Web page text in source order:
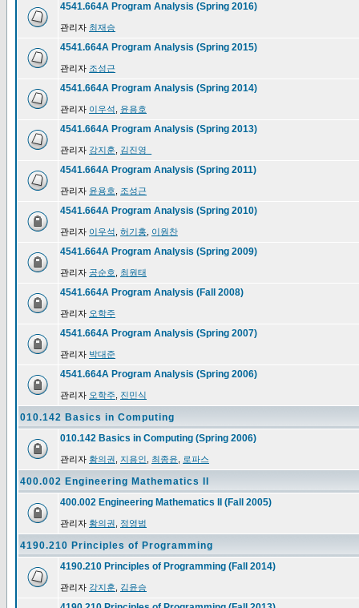
4541.664A Program Analysis (Spring 2016)
관리자 최재승
4541.664A Program Analysis (Spring 2015)
관리자 조성근
4541.664A Program Analysis (Spring 2014)
관리자 이우석 윤용호
4541.664A Program Analysis (Spring 2013)
관리자 강지훈 김진영_
4541.664A Program Analysis (Spring 2011)
관리자 윤용호 조성근
4541.664A Program Analysis (Spring 2010)
관리자 이우석 허기홍 이원찬
4541.664A Program Analysis (Spring 2009)
관리자 공순호 최원태
4541.664A Program Analysis (Fall 2008)
관리자 오학주
4541.664A Program Analysis (Spring 2007)
관리자 박대준
4541.664A Program Analysis (Spring 2006)
관리자 오학주 진민식
010.142 Basics in Computing
010.142 Basics in Computing (Spring 2006)
관리자 황의권 지용인 최종윤 로파스
400.002 Engineering Mathematics II
400.002 Engineering Mathematics II (Fall 2005)
관리자 황의권 정영범
4190.210 Principles of Programming
4190.210 Principles of Programming (Fall 2014)
관리자 강지훈 김윤승